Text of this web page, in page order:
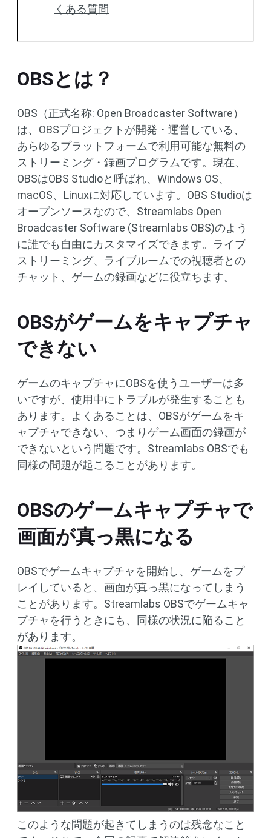
くある質問
OBSとは？
OBS（正式名称: Open Broadcaster Software）
は、OBSプロジェクトが開発・運営している、
あらゆるプラットフォームで利用可能な無料の
ストリーミング・録画プログラムです。現在、
OBSはOBS Studioと呼ばれ、Windows OS、
macOS、Linuxに対応しています。OBS Studioは
オープンソースなので、Streamlabs Open
Broadcaster Software (Streamlabs OBS)のよう
に誰でも自由にカスタマイズできます。ライブ
ストリーミング、ライブルームでの視聴者との
チャット、ゲームの録画などに役立ちます。
OBSがゲームをキャプチャ
できない
ゲームのキャプチャにOBSを使うユーザーは多
いですが、使用中にトラブルが発生することも
あります。よくあることは、OBSがゲームをキ
ャプチャできない、つまりゲーム画面の録画が
できないという問題です。Streamlabs OBSでも
同様の問題が起こることがあります。
OBSのゲームキャプチャで
画面が真っ黒になる
OBSでゲームキャプチャを開始し、ゲームをプ
レイしていると、画面が真っ黒になってしまう
ことがあります。Streamlabs OBSでゲームキャ
プチャを行うときにも、同様の状況に陥ること
があります。
このような問題が起きてしまうのは残念なこと